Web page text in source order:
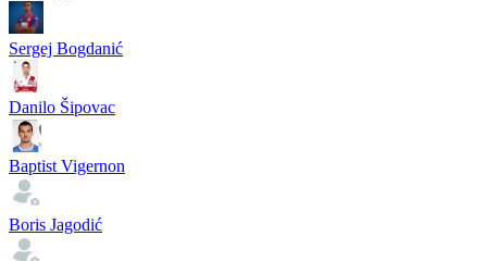
Sergej Bogdanić
Danilo Šipovac
Baptist Vigernon
Boris Jagodić